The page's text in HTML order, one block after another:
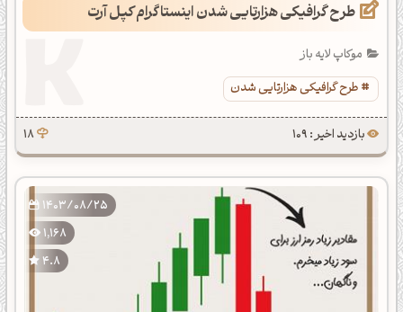
طرح گرافیکی هزارتایی شدن اینستاگرام کپل آرت
موکاپ لایه باز
طرح گرافیکی هزارتایی شدن
بازدید اخیر : 109 18
1403/08/25
1,168
4.8